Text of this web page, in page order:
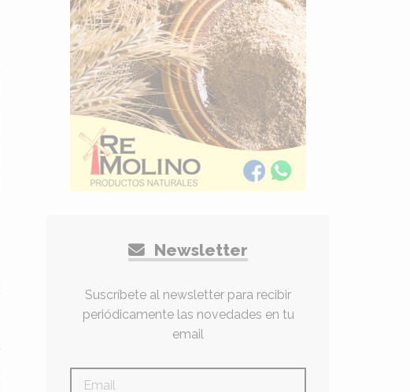
Newsletter
Suscríbete al newsletter para recibir
periódicamente las novedades en tu
email